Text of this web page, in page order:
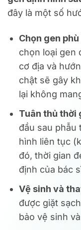
đây là một số
Chọn gen phù
chọn loại gen
cơ địa và
chật sẽ gây
lại không
Tuân thủ thời
đầu sau phẫu
hình liên tục
đó, thời gian
định của bác
Vệ sinh và
được giặt
bảo vệ sinh